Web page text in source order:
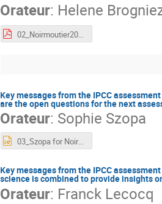
Orateur: Helene
02_Noirmoutier2026_Brogniez.pdf
Key messages from the IPCC
are the open questions for the next
Orateur: Sophie Szopa
03_Szopa for Noirmoutier_35Min_ENG.pptx
Key messages from the IPCC
science is combined to provide insights
Orateur: Franck Lecocq